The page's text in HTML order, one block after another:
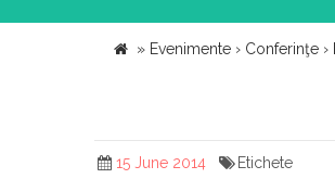
» Evenimente › Conferinţe ›
15 June 2014 Etichete